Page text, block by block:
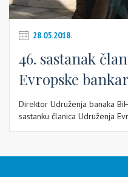
28.05.2018.
46. sastanak
Evropske
Direktor Udruženja banaka
sastanku članica Udruženja